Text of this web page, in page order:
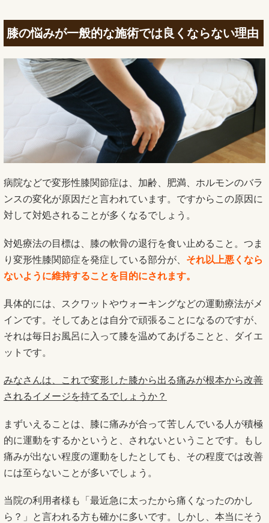
膝の悩みが一般的な施術では良くならない理由
病院などで変形性膝関節症は、加齢、肥満、ホルモンのバラ
ンスの変化が原因だと言われています。ですからこの原因に
対して対処されることが多くなるでしょう。
対処療法の目標は、膝の軟骨の退行を食い止めること。つま
り変形性膝関節症を発症している部分が、 それ以上悪くなら
ないように維持することを目的にされます。
具体的には、スクワットやウォーキングなどの運動療法がメ
インです。そしてあとは自分で頑張ることになるのですが、
それは毎日お風呂に入って膝を温めてあげることと、ダイエ
ットです。
みなさんは、これで変形した膝から出る痛みが根本から改善
されるイメージを持てるでしょうか？
まずいえることは、膝に痛みが合って苦しんでいる人が積極
的に運動をするかというと、されないということです。もし
痛みが出ない程度の運動をしたとしても、その程度では改善
には至らないことが多いでしょう。
当院の利用者様も「最近急に太ったから痛くなったのかし
ら？」と言われる方も確かに多いです。しかし、本当にそう